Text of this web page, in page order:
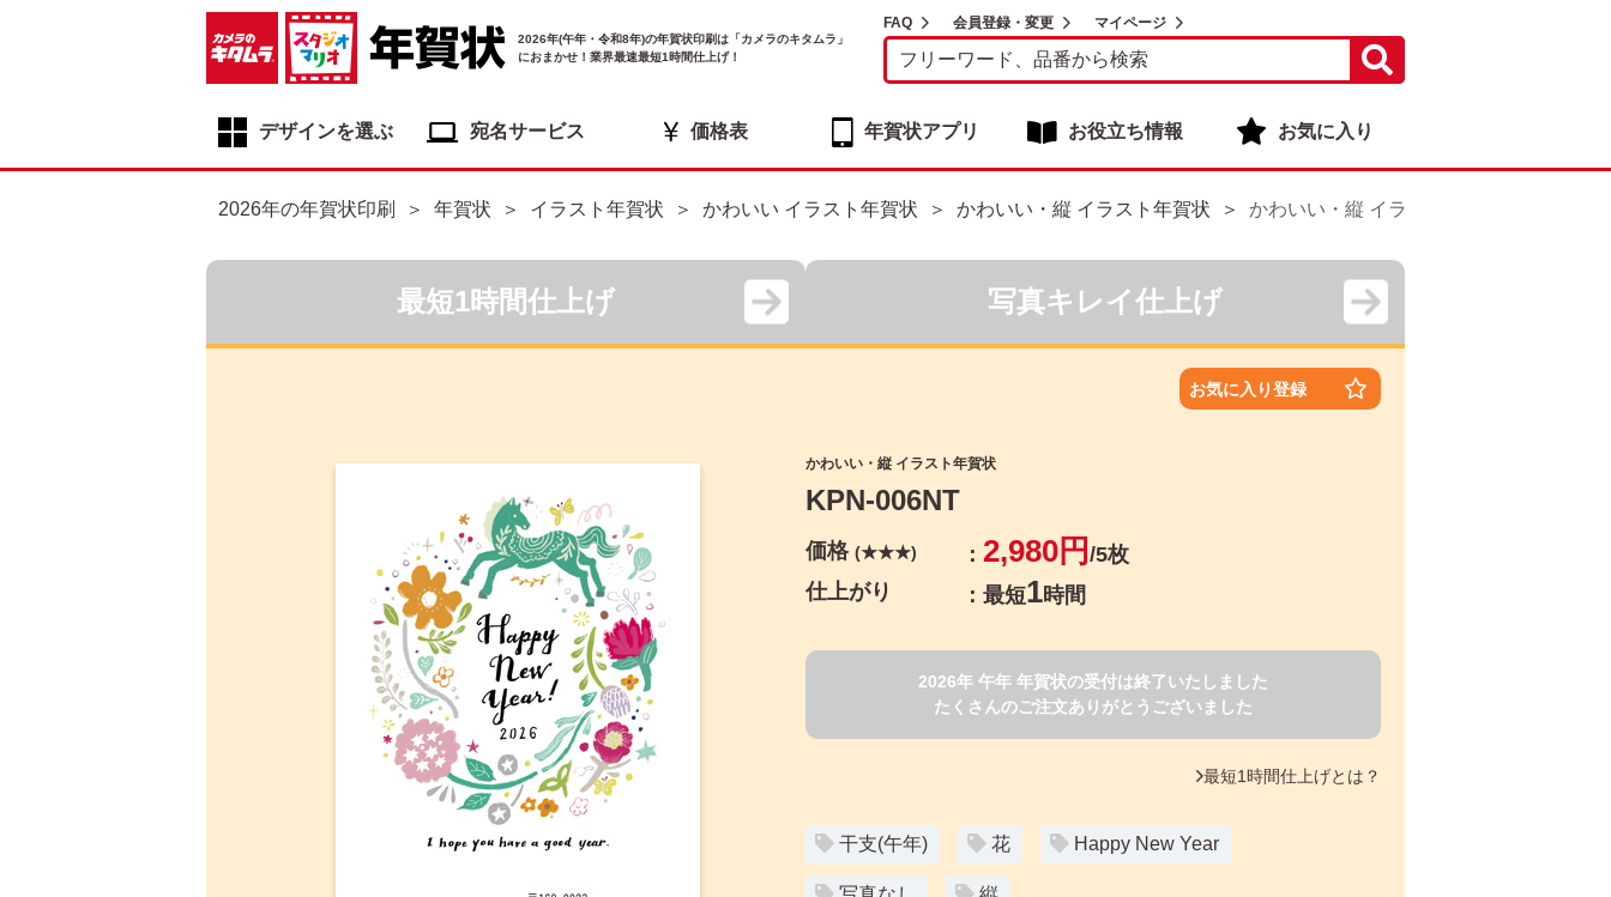
2026年(午年・令和8年)の年賀状印刷は「カメラのキタムラ」
におまかせ！業界最速最短1時間仕上げ！
FAQ 会員登録・変更 マイページ
デザインを選ぶ 宛名サービス 価格表 年賀状アプリ お役立ち情報 お気に入り
2026年の年賀状印刷 年賀状 イラスト年賀状 かわいい イラスト年賀状 かわいい・縦 イラスト年賀状 かわいい・縦 イラスト年賀状デザイン
最短1時間仕上げ 写真キレイ仕上げ
お気に入り登録
かわいい・縦 イラスト年賀状
KPN-006NT
価格 (★★★) 2,980円 /5枚
仕上がり
最短1時間
2026年 午年 年賀状の受付は終了いたしました
たくさんのご注文ありがとうございました
最短1時間仕上げとは？
干支(午年) 花 Happy New Year